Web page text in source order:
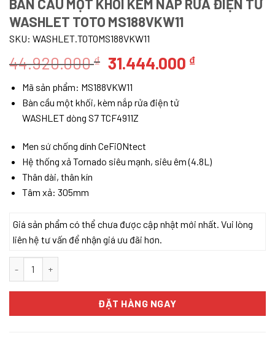
BÀN CẦU MỘT KHỐI KÈM NẮP RỬA ĐIỆN TỬ
WASHLET TOTO MS188VKW11
SKU: WASHLET.TOTOMS188VKW11
44.920.000₫ Giá
là:
44.920.000 ₫.
31.444.000 ₫Giá
Mã sản phẩm: MS188VKW11
Bàn cầu một khối, kèm nắp rửa điện tử
WASHLET dòng S7 TCF4911Z
Men sứ chống dính CeFiONtect
Hệ thống xả Tornado siêu mạnh, siêu êm (4.8L)
Thân dài, thân kín
Tâm xả: 305mm
Giá sản phẩm có thể chưa được cập nhật mới nhất. Vui lòng
liên hệ tư vấn để nhận giá ưu đãi hơn.
ĐẶT HÀNG NGAY